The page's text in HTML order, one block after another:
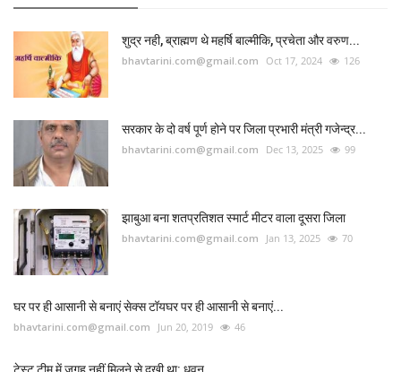
शुद्र नही, ब्राह्मण थे महर्षि बाल्मीकि, प्रचेता और वरुण...
bhavtarini.com@gmail.com Oct 17, 2024 126
सरकार के दो वर्ष पूर्ण होने पर जिला प्रभारी मंत्री गजेन्द्र...
bhavtarini.com@gmail.com Dec 13, 2025 99
झाबुआ बना शतप्रतिशत स्मार्ट मीटर वाला दूसरा जिला
bhavtarini.com@gmail.com Jan 13, 2025 70
घर पर ही आसानी से बनाएं सेक्स टॉयघर पर ही आसानी से बनाएं...
bhavtarini.com@gmail.com Jun 20, 2019 46